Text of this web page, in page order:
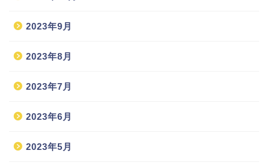
2023年9月
2023年8月
2023年7月
2023年6月
2023年5月